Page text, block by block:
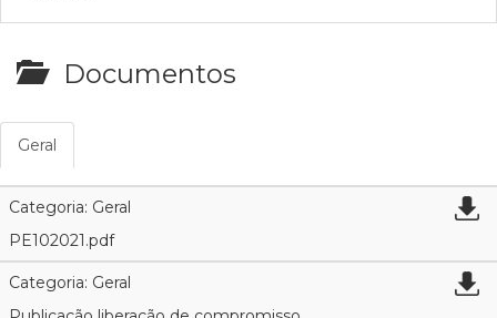
Documentos
Geral
Categoria: Geral
PE102021.pdf
Categoria: Geral